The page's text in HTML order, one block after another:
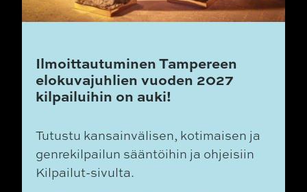
Ilmoittautuminen Tampereen
elokuvajuhlien vuoden 2027
kilpailuihin on auki!
Tutustu kansainvälisen, kotimaisen ja
genrekilpailun sääntöihin ja ohjeisiin
Kilpailut-sivulta.